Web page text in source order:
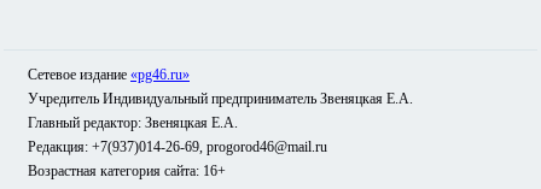
Сетевое издание «pg46.ru»
Учредитель Индивидуальный предприниматель Звеняцкая Е.А.
Главный редактор: Звеняцкая Е.А.
Редакция: +7(937)014-26-69, progorod46@mail.ru
Возрастная категория сайта: 16+